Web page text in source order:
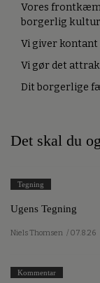
Vores
borgerlig
Vi giver
Vi gør det
Dit borgerlige
Det skal du
Tegning
Ugens Tegning
Niels Thomsen / 07.8.26
Kommentar